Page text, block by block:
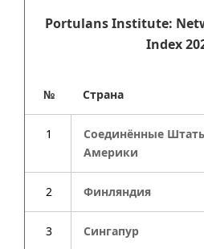
Portulans Institute:
Index
№ Страна
1
Соединённые
Америки
2 Финляндия
3 Сингапур